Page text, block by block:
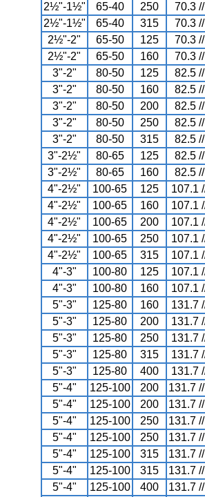
2½"-1½"
65-40 250 70.3
2½"-1½"
65-40 315 70.3
2½"-2"
65-50 125 70.3
2½"-2"
65-50 160 70.3
3"-2"
80-50 125 82.5
3"-2"
80-50 160 82.5
3"-2"
80-50 200 82.5
3"-2"
80-50 250 82.5
3"-2"
80-50 315 82.5
3"-2½"
80-65 125 82.5
3"-2½"
80-65 160 82.5
4"-2½"
100-65 125 107.1
4"-2½"
100-65 160 107.1
4"-2½"
100-65 200 107.1
4"-2½"
100-65 250 107.1
4"-2½"
100-65 315 107.1
4"-3"
100-80 125 107.1
4"-3"
100-80 160 107.1
5"-3"
125-80 160 131.7
5"-3"
125-80 200 131.7
5"-3"
125-80 250 131.7
5"-3"
125-80 315 131.7
5"-3"
125-80 400 131.7
5"-4"
125-100 200 131.7
5"-4"
125-100 200 131.7
5"-4"
125-100 250 131.7
5"-4"
125-100 250 131.7
5"-4"
125-100 315 131.7
5"-4"
125-100 315 131.7
5"-4"
125-100 400 131.7